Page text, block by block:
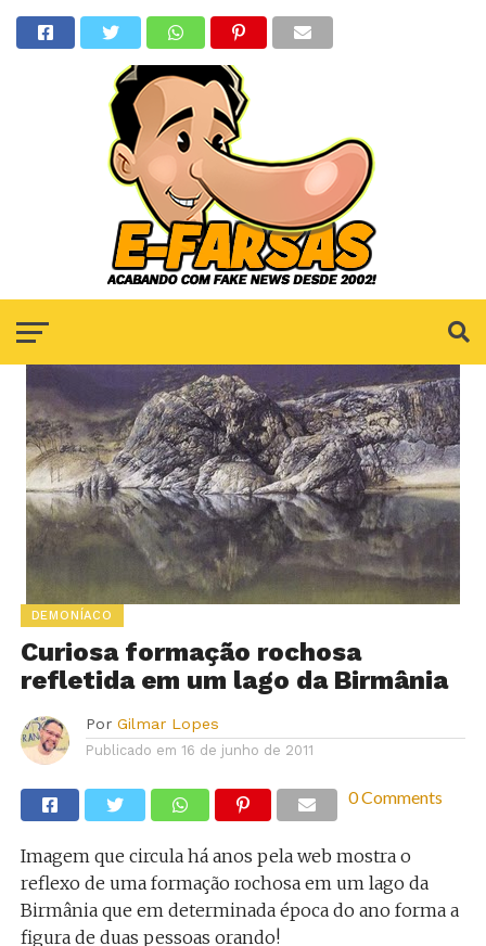
DEMONÍACO
Curiosa formação rochosa
refletida em um lago da Birmânia
Por Gilmar Lopes
Publicado em 16 de junho de 2011
0 Comments
Imagem que circula há anos pela web mostra o
reflexo de uma formação rochosa em um lago da
Birmânia que em determinada época do ano forma a
figura de duas pessoas orando!